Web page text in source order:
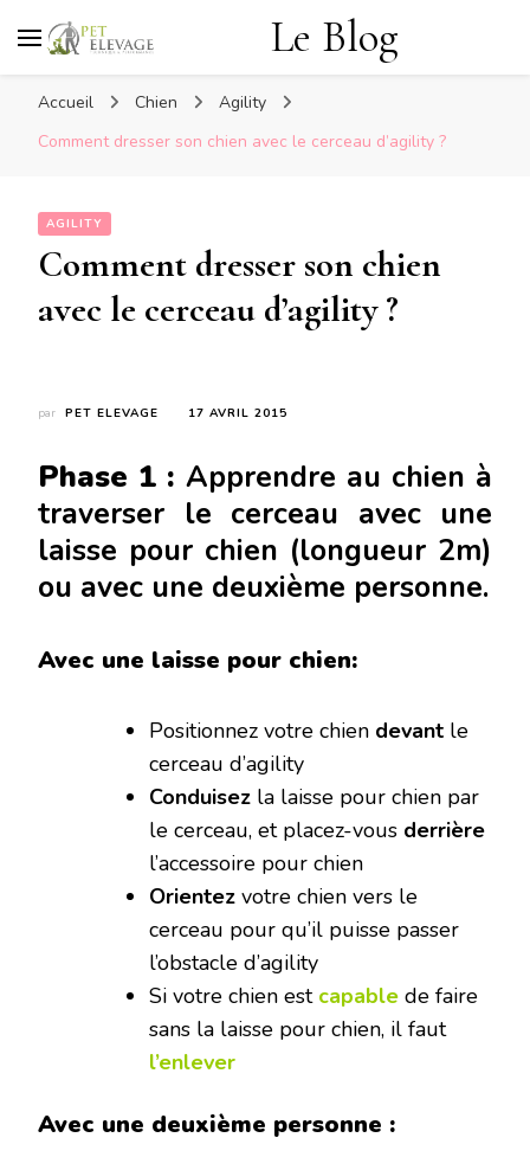
Le Blog
Accueil Chien
Agility
Comment dresser son chien avec le cerceau d’agility ?
AGILITY
Comment dresser son chien
avec le cerceau d’agility ?
par PET ELEVAGE 17 AVRIL 2015
Phase 1 : Apprendre au chien à
traverser le cerceau avec une
laisse pour chien (longueur 2m)
ou avec une deuxième personne.
Avec une laisse pour chien:
Positionnez votre chien devant le
cerceau d’agility
Conduisez la laisse pour chien par
le cerceau, et placez-vous derrière
l’accessoire pour chien
Orientez votre chien vers le
cerceau pour qu’il puisse passer
l’obstacle d’agility
Si votre chien est capable de faire
sans la laisse pour chien, il faut
l’enlever
Avec une deuxième personne :